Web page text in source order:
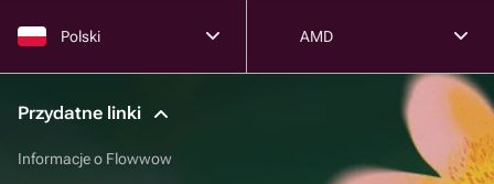
Polski AMD
Przydatne linki
Informacje o Flowwow